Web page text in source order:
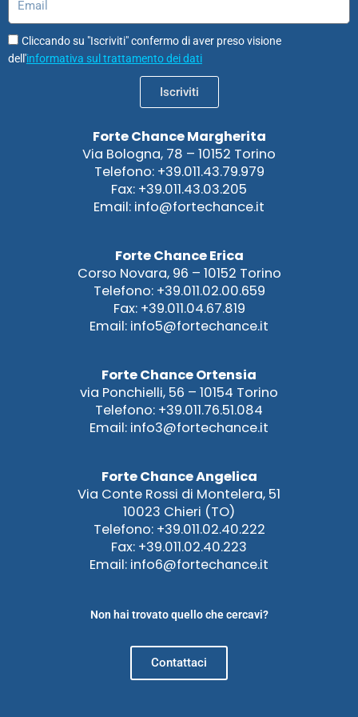
Cliccando su "Iscriviti" confermo di aver preso visione
dell'informativa sul trattamento dei dati
Iscriviti
Forte Chance Margherita
Via Bologna, 78 – 10152 Torino
Telefono: +39.011.43.79.979
Fax: +39.011.43.03.205
Email: info@fortechance.it
Forte Chance Erica
Corso Novara, 96 – 10152 Torino
Telefono: +39.011.02.00.659
Fax: +39.011.04.67.819
Email: info5@fortechance.it
Forte Chance Ortensia
via Ponchielli, 56 – 10154 Torino
Telefono: +39.011.76.51.084
Email: info3@fortechance.it
Forte Chance Angelica
Via Conte Rossi di Montelera, 51
10023 Chieri (TO)
Telefono: +39.011.02.40.222
Fax: +39.011.02.40.223
Email: info6@fortechance.it
Non hai trovato quello che cercavi?
Contattaci